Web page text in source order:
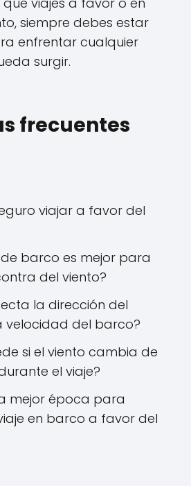
siempre debes estar
enfrentar cualquier
surgir.
frecuentes
viajar a favor del
barco es mejor para
del viento?
la dirección del
velocidad del barco?
si el viento cambia de
el viaje?
mejor época para
en barco a favor del